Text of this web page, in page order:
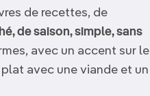
de recettes, de
de saison, simple, sans
avec un accent sur le
avec une viande et un